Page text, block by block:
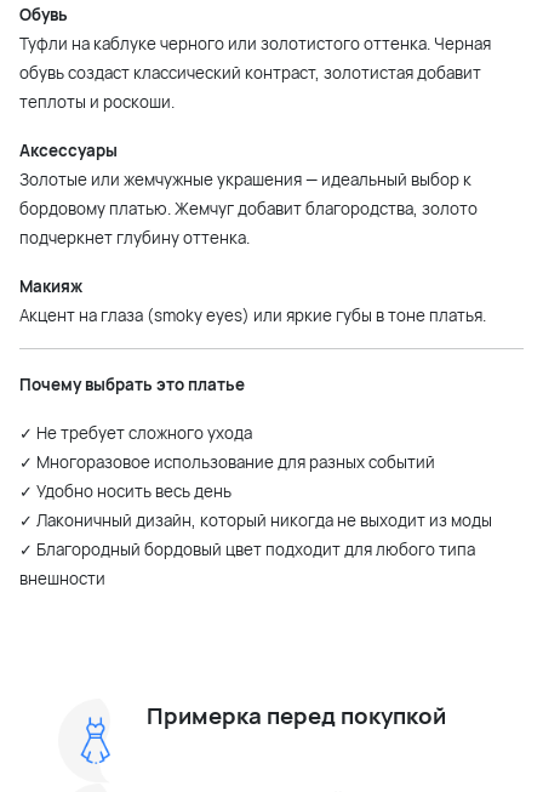
Обувь
Туфли на каблуке черного или золотистого оттенка. Черная
обувь создаст классический контраст, золотистая добавит
теплоты и роскоши.
Аксессуары
Золотые или жемчужные украшения — идеальный выбор к
бордовому платью. Жемчуг добавит благородства, золото
подчеркнет глубину оттенка.
Макияж
Акцент на глаза (smoky eyes) или яркие губы в тоне платья.
Почему выбрать это платье
✓ Не требует сложного ухода
✓ Многоразовое использование для разных событий
✓ Удобно носить весь день
✓ Лаконичный дизайн, который никогда не выходит из моды
✓ Благородный бордовый цвет подходит для любого типа
внешности
Примерка перед покупкой